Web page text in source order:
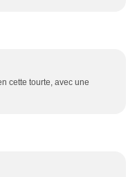
cette tourte, avec une